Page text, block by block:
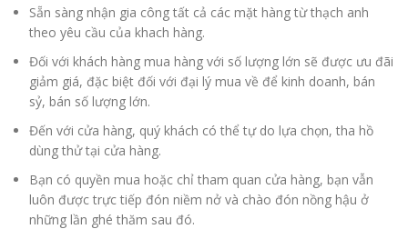
Sẵn sàng nhận gia công tất cả các mặt hàng từ thạch anh
theo yêu cầu của khach hàng.
Đối với khách hàng mua hàng với số lượng lớn sẽ được ưu đãi
giảm giá, đặc biệt đối với đại lý mua về để kinh doanh, bán
sỷ, bán số lượng lớn.
Đến với cửa hàng, quý khách có thể tự do lựa chọn, tha hồ
dùng thử tại cửa hàng.
Bạn có quyền mua hoặc chỉ tham quan cửa hàng, bạn vẫn
luôn được trực tiếp đón niềm nở và chào đón nồng hậu ở
những lần ghé thăm sau đó.